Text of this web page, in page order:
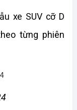
xe SUV cỡ D
từng phiên